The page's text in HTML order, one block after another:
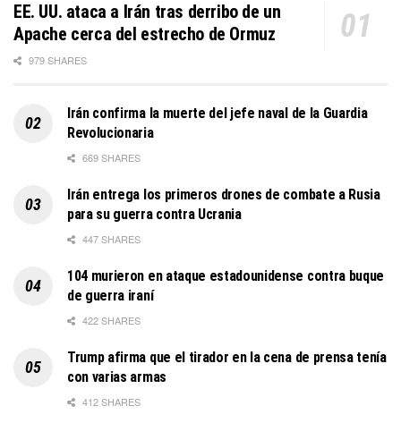
EE. UU. ataca a Irán tras derribo de un
Apache cerca del estrecho de Ormuz
979 SHARES
Irán confirma la muerte del jefe naval de la Guardia
Revolucionaria
669 SHARES
Irán entrega los primeros drones de combate a Rusia
para su guerra contra Ucrania
447 SHARES
104 murieron en ataque estadounidense contra buque
de guerra iraní
422 SHARES
Trump afirma que el tirador en la cena de prensa tenía
con varias armas
412 SHARES